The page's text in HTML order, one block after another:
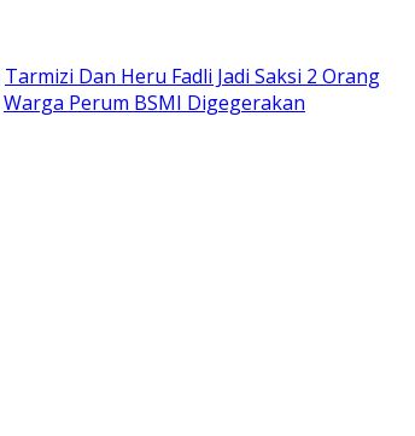
Tarmizi Dan Heru Fadli Jadi Saksi 2 Orang
Warga Perum BSMI Digegerakan